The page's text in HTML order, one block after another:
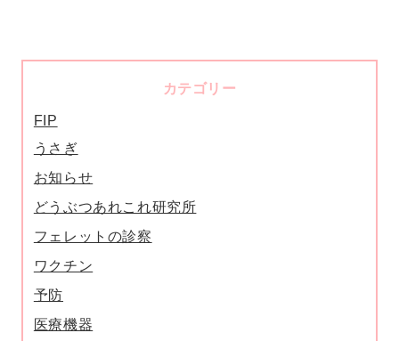
カテゴリー
FIP
うさぎ
お知らせ
どうぶつあれこれ研究所
フェレットの診察
ワクチン
予防
医療機器